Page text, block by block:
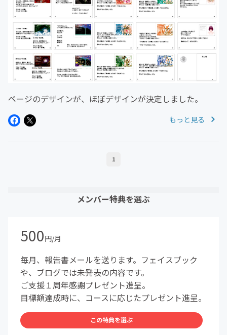
ページのデザインが、ほぼデザインが決定しました。
もっと見る
1
メンバー特典を選ぶ
500円/月
毎月、報告書メールを送ります。フェイスブック
や、ブログでは未発表の内容です。
ご支援１周年感謝プレゼント進呈。
目標額達成時に、コースに応じたプレゼント進呈。
この特典を選ぶ